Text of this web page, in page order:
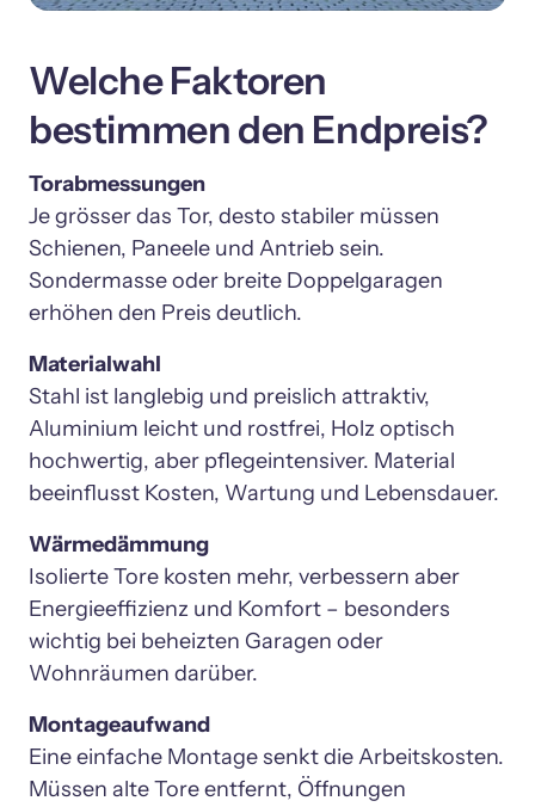
Welche Faktoren
bestimmen den Endpreis?
Je grösser das Tor, desto stabiler müssen
Schienen, Paneele und Antrieb sein.
Sondermasse oder breite Doppelgaragen
erhöhen den Preis deutlich.
Stahl ist langlebig und preislich attraktiv,
Aluminium leicht und rostfrei, Holz optisch
hochwertig, aber pflegeintensiver. Material
beeinflusst Kosten, Wartung und Lebensdauer.
Isolierte Tore kosten mehr, verbessern aber
Energieeffizienz und Komfort – besonders
wichtig bei beheizten Garagen oder
Wohnräumen darüber.
Eine einfache Montage senkt die Arbeitskosten.
Müssen alte Tore entfernt, Öffnungen